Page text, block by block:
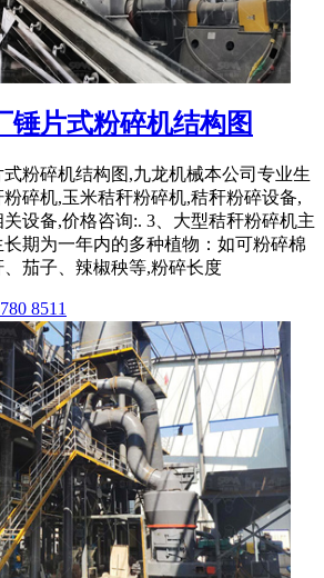
锤片式粉碎机结构图
粉碎机结构图,九龙机械本公司专业生
碎机,玉米秸秆粉碎机,秸秆粉碎设备,
设备,价格咨询:. 3、大型秸秆粉碎机主
期为一年内的多种植物：如可粉碎棉
茄子、辣椒秧等,粉碎长度
8511